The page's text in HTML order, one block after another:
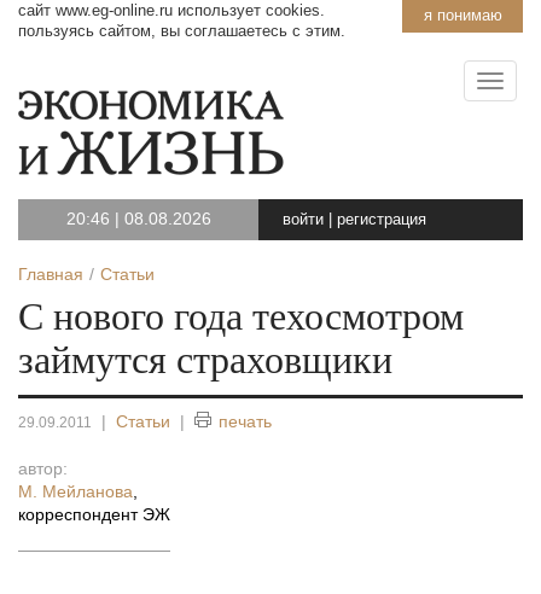
я понимаю
сайт www.eg-online.ru использует cookies.
пользуясь сайтом, вы соглашаетесь с этим.
20:46 | 08.08.2026 войти регистрация
Главная Статьи
С нового года техосмотром
займутся страховщики
29.09.2011 | Статьи | печать
автор:
М. Мейланова
корреспондент ЭЖ